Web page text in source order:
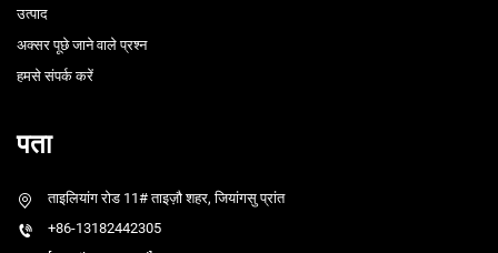
उत्पाद
अक्सर पूछे जाने वाले प्रश्न
हमसे संपर्क करें
पता
ताइलियांग रोड 11# ताइज़ौ शहर, जियांगसु प्रांत
+86-13182442305